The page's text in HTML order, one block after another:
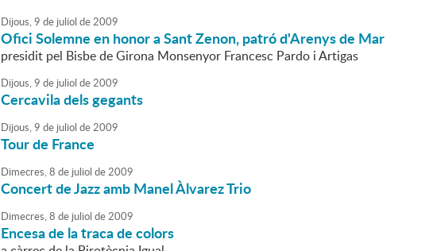
Dijous,9 de juliol de2009
Ofici Solemne en honor a Sant Zenon, patró d'Arenys de Mar
presidit pel Bisbe de Girona Monsenyor Francesc Pardo i Artigas
Dijous,9 de juliol de2009
Cercavila dels gegants
Dijous,9 de juliol de2009
Tour de France
Dimecres,8 de juliol de2009
Concert de Jazz amb Manel Àlvarez Trio
Dimecres,8 de juliol de2009
Encesa de la traca de colors